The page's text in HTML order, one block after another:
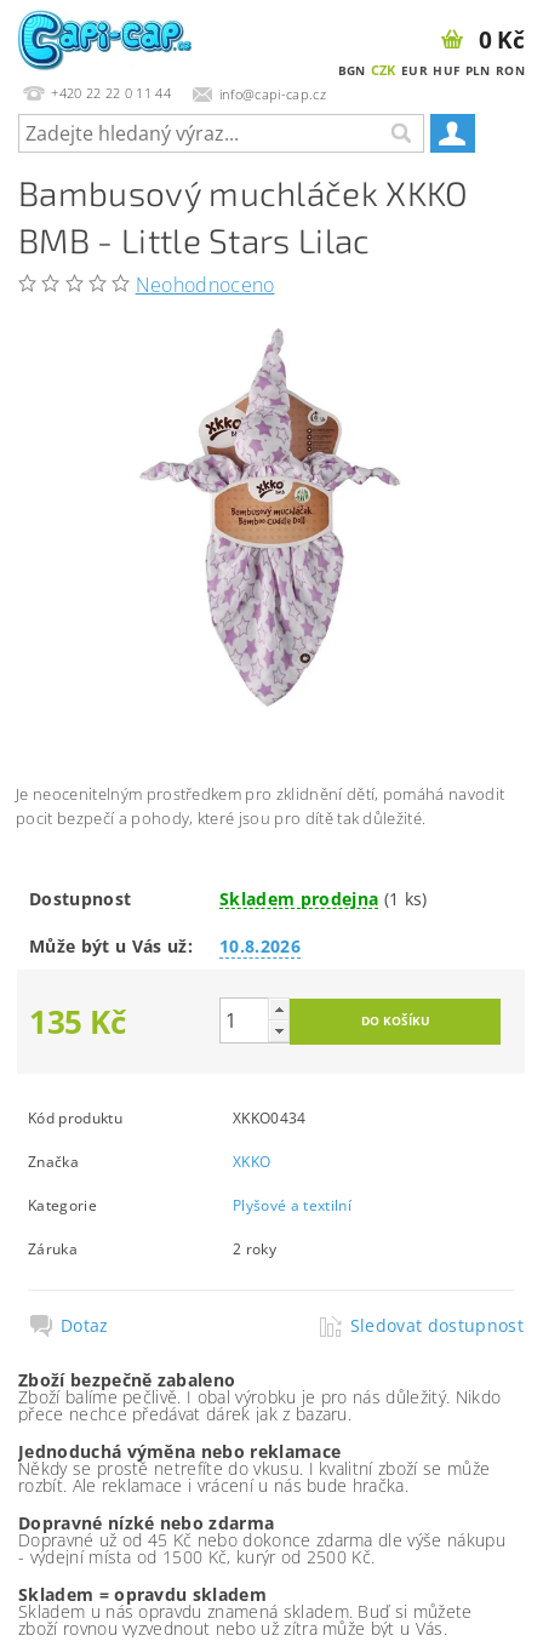
+420 22 22 0 11 44 info@capi-cap.cz
BGN CZK EUR HUF PLN RON
0 Kč
Bambusový muchláček XKKO
BMB - Little Stars Lilac
Neohodnoceno
Je neocenitelným prostředkem pro zklidnění dětí, pomáhá navodit
pocit bezpečí a pohody, které jsou pro dítě tak důležité.
Dostupnost Skladem prodejna (1 ks)
Může být u Vás už: 10.8.2026
135 Kč
Kód produktu XKKO0434
Značka XKKO
Kategorie Plyšové a textilní
Záruka 2 roky
Dotaz Sledovat dostupnost
Zboží bezpečně zabaleno
Zboží balíme pečlivě. I obal výrobku je pro nás důležitý. Nikdo
přece nechce předávat dárek jak z bazaru.
Jednoduchá výměna nebo reklamace
Někdy se prostě netrefíte do vkusu. I kvalitní zboží se může
rozbít. Ale reklamace i vrácení u nás bude hračka.
Dopravné nízké nebo zdarma
Dopravné už od 45 Kč nebo dokonce zdarma dle výše nákupu
- výdejní místa od 1500 Kč, kurýr od 2500 Kč.
Skladem = opravdu skladem
Skladem u nás opravdu znamená skladem. Buď si můžete
zboží rovnou vyzvednout nebo už zítra může být u Vás.